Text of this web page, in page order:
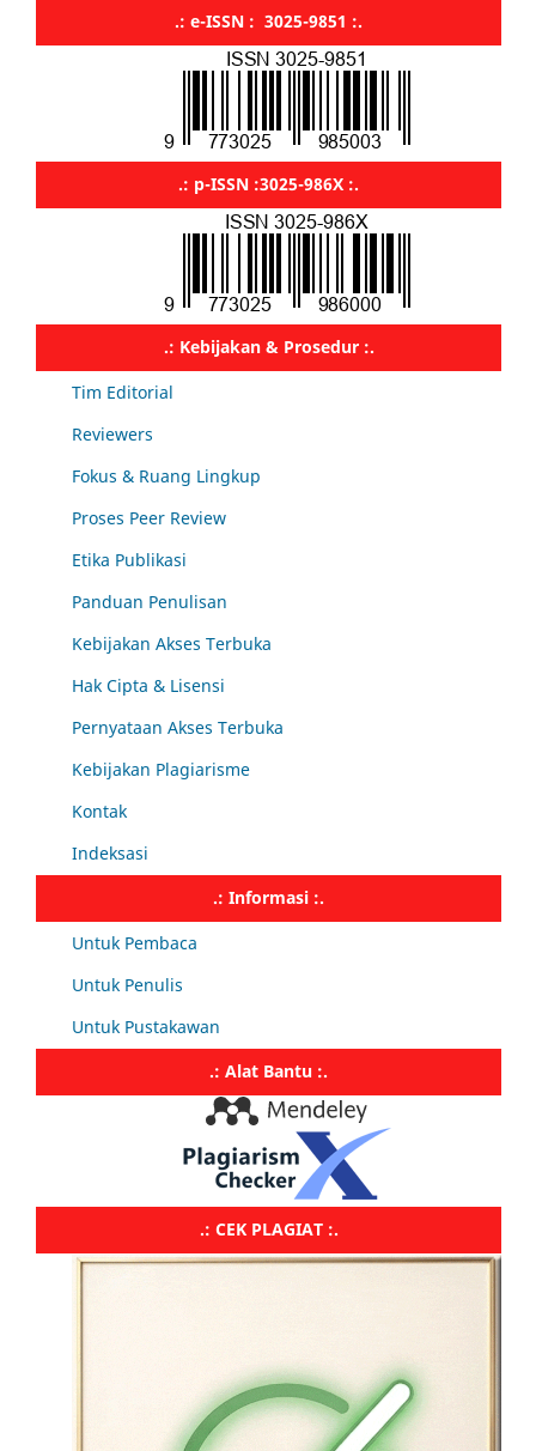
.: e-ISSN : 3025-9851 :.
.: p-ISSN :3025-986X :.
.: Kebijakan & Prosedur :.
Tim Editorial
Reviewers
Fokus & Ruang Lingkup
Proses Peer Review
Etika Publikasi
Panduan Penulisan
Kebijakan Akses Terbuka
Hak Cipta & Lisensi
Pernyataan Akses Terbuka
Kebijakan Plagiarisme
Kontak
Indeksasi
.: Informasi :.
Untuk Pembaca
Untuk Penulis
Untuk Pustakawan
.: Alat Bantu :.
.: CEK PLAGIAT :.